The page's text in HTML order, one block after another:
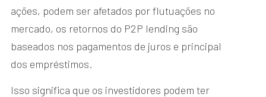
ações, podem ser afetados por flutuações no
mercado, os retornos do P2P lending são
baseados nos pagamentos de juros e principal
dos empréstimos.
Isso significa que os investidores podem ter